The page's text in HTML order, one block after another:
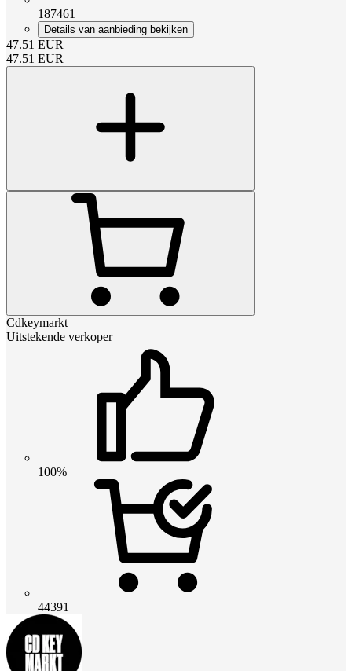
187461
Details van aanbieding bekijken
47.51 EUR
47.51 EUR
Cdkeymarkt
Uitstekende verkoper
100%
44391